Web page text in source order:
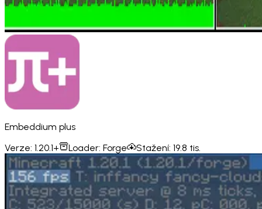
Embeddium plus
Verze: 1.20.1+ Loader: Forge Stažení: 19.8 tis.